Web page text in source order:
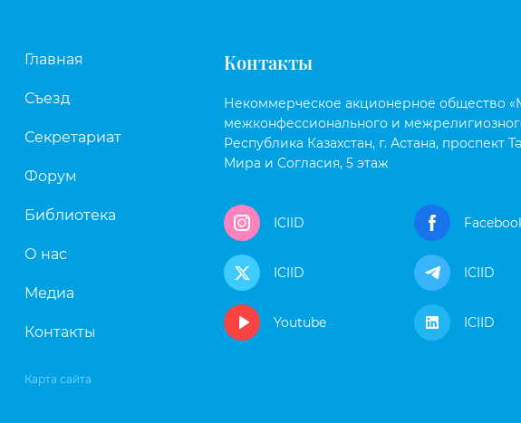
Главная
Съезд
Секретариат
Форум
Библиотека
О нас
Медиа
Контакты
Карта сайта
Контакты
Некоммерческое акционерное общество
межконфессионального и
Республика Казахстан, г. Астана, проспект
Мира и Согласия, 5 этаж
ICIID
ICIID ICIID
Youtube ICIID